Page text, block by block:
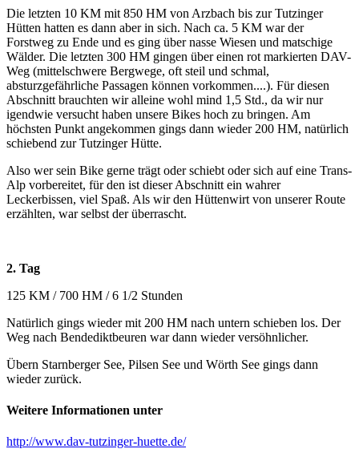
Die letzten 10 KM mit 850 HM von Arzbach bis zur Tutzinger
Hütten hatten es dann aber in sich. Nach ca. 5 KM war der
Forstweg zu Ende und es ging über nasse Wiesen und matschige
Wälder. Die letzten 300 HM gingen über einen rot markierten DAV-
Weg (mittelschwere Bergwege, oft steil und schmal,
absturzgefährliche Passagen können vorkommen....). Für diesen
Abschnitt brauchten wir alleine wohl mind 1,5 Std., da wir nur
igendwie versucht haben unsere Bikes hoch zu bringen. Am
höchsten Punkt angekommen gings dann wieder 200 HM, natürlich
schiebend zur Tutzinger Hütte.
Also wer sein Bike gerne trägt oder schiebt oder sich auf eine Trans-
Alp vorbereitet, für den ist dieser Abschnitt ein wahrer
Leckerbissen, viel Spaß. Als wir den Hüttenwirt von unserer Route
erzählten, war selbst der überrascht.
2. Tag
125 KM / 700 HM / 6 1/2 Stunden
Natürlich gings wieder mit 200 HM nach untern schieben los. Der
Weg nach Bendediktbeuren war dann wieder versöhnlicher.
Übern Starnberger See, Pilsen See und Wörth See gings dann
wieder zurück.
Weitere Informationen unter
http://www.dav-tutzinger-huette.de/